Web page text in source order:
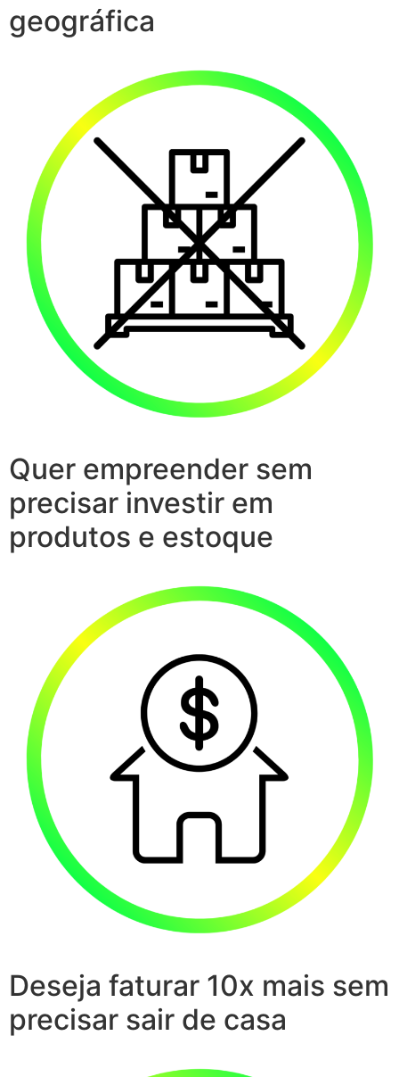
geográfica
Quer empreender sem
precisar investir em
produtos e estoque
Deseja faturar 10x mais sem
precisar sair de casa